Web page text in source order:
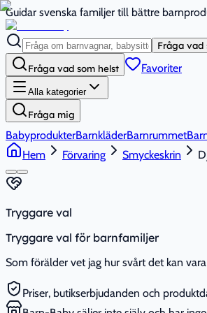
Guidar svenska familjer till bättre
Fråga vad
Fråga vad som helst Favoriter
Alla kategorier
Fråga mig
BabyprodukterBarnkläderBarnrummet
Hem
Förvaring Smyckeskrin
Tryggare val
Tryggare val för barnfamiljer
Som förälder vet jag hur svårt det kan
Priser, butikserbjudanden och